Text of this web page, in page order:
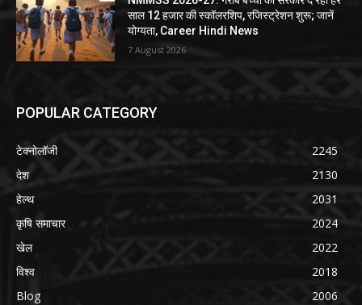
साल 12 हजार की स्कॉलरशिप, रजिस्ट्रेशन शुरू; जानें
योग्यता, Career Hindi News
7 August 2026
POPULAR CATEGORY
टेक्नोलॉजी
2245
देश
2130
हेल्थ
2031
कृषि समाचार
2024
खेल
2022
विश्व
2018
Blog
2006